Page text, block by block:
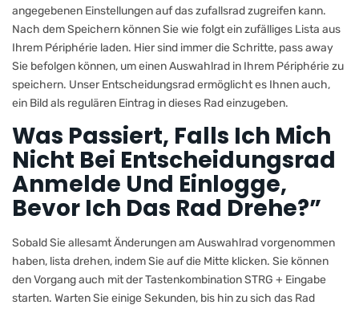
angegebenen Einstellungen auf das zufallsrad zugreifen kann.
Nach dem Speichern können Sie wie folgt ein zufälliges Lista aus
Ihrem Périphérie laden. Hier sind immer die Schritte, pass away
Sie befolgen können, um einen Auswahlrad in Ihrem Périphérie zu
speichern. Unser Entscheidungsrad ermöglicht es Ihnen auch,
ein Bild als regulären Eintrag in dieses Rad einzugeben.
Was Passiert, Falls Ich Mich
Nicht Bei Entscheidungsrad
Anmelde Und Einlogge,
Bevor Ich Das Rad Drehe?”
Sobald Sie allesamt Änderungen am Auswahlrad vorgenommen
haben, lista drehen, indem Sie auf die Mitte klicken. Sie können
den Vorgang auch mit der Tastenkombination STRG + Eingabe
starten. Warten Sie einige Sekunden, bis hin zu sich das Rad